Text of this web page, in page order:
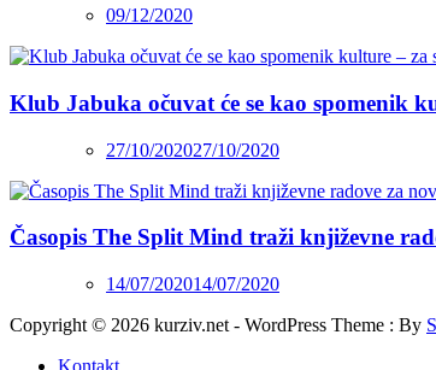
09/12/2020
Klub Jabuka očuvat će se kao spomenik
27/10/202027/10/2020
Časopis The Split Mind traži književne
14/07/202014/07/2020
Copyright © 2026 kurziv.net - WordPress Theme : By
Kontakt